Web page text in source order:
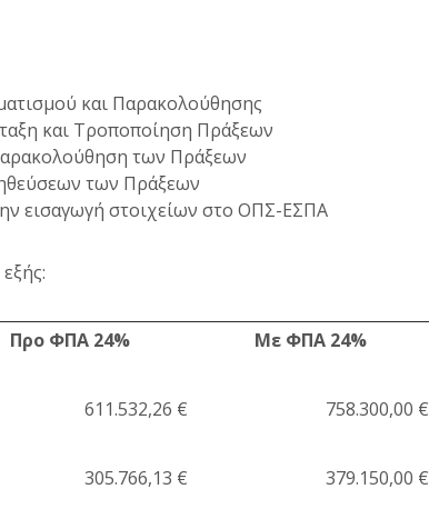
και Παρακολούθησης
και Τροποποίηση Πράξεων
των Πράξεων
των Πράξεων
εισαγωγή στοιχείων στο ΟΠΣ-ΕΣΠΑ
Προ ΦΠΑ 24% Με ΦΠΑ 24%
611.532,26 € 758.300,00 €
305.766,13 € 379.150,00 €